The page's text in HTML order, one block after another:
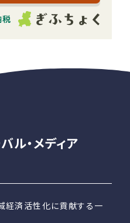
ル・メディア
経済活性化に貢献する一